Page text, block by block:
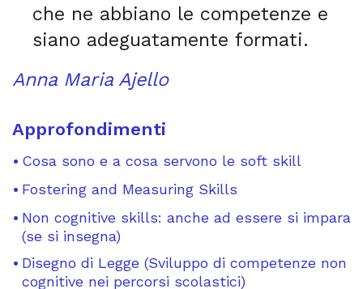
che ne abbiano le competenze e
siano adeguatamente formati.
Anna Maria Ajello
Approfondimenti
Cosa sono e a cosa servono le soft skill
Fostering and Measuring Skills
Non cognitive skills: anche ad essere si impara
(se si insegna)
Disegno di Legge (Sviluppo di competenze non
cognitive nei percorsi scolastici)